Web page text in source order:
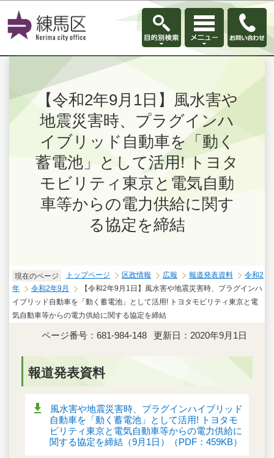
このページの本文へ移動
【令和2年9月1日】風水害や
地震災害時、プラグインハ
イブリッド自動車を「動く
蓄電池」として活用! トヨタ
モビリティ東京と電気自動
車等からの電力供給に関す
る協定を締結
現在のページ トップページ 区政情報 広報 報道発表資料
令和2
年
令和2年9月
【令和2年9月1日】風水害や地震災害時、プラグインハ
イブリッド自動車を「動く蓄電池」として活用! トヨタモビリティ東京と電
気自動車等からの電力供給に関する協定を締結
ページ番号：681-984-148 更新日：2020年9月1日
報道発表資料
風水害や地震災害時、プラグインハイブリッド
自動車を「動く蓄電池」として活用! トヨタモ
ビリティ東京と電気自動車等からの電力供給に
関する協定を締結（9月1日）（PDF：459KB）